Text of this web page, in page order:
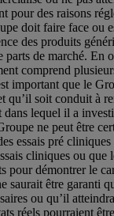
pour des raisons
doit faire face ou
des produits
parts de marché. En
comprend
important que le
qu’il soit conduit à
lequel il a
ne peut être
essais pré
cliniques ou que
pour démontrer le
saurait être garanti
ou qu’il
réels pourraient